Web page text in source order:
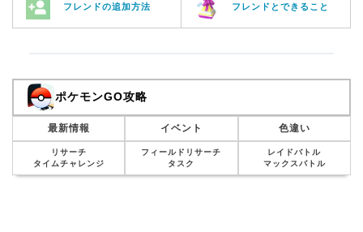
フレンドの追加方法 フレンドとできること
ポケモンGO攻略
最新情報 イベント 色違い
リサーチ
タイムチャレンジ
フィールドリサーチ
タスク
レイドバトル
マックスバトル